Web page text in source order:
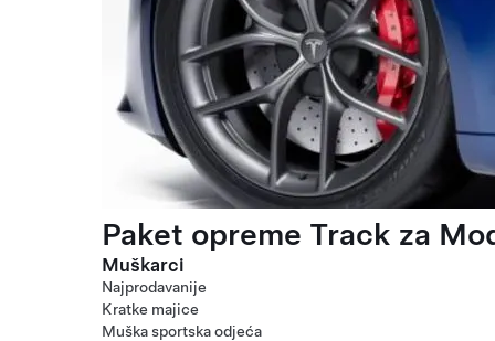
Paket opreme Track za
Muškarci
Najprodavanije
Kratke majice
Muška sportska odjeća